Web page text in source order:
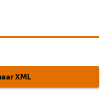
XML